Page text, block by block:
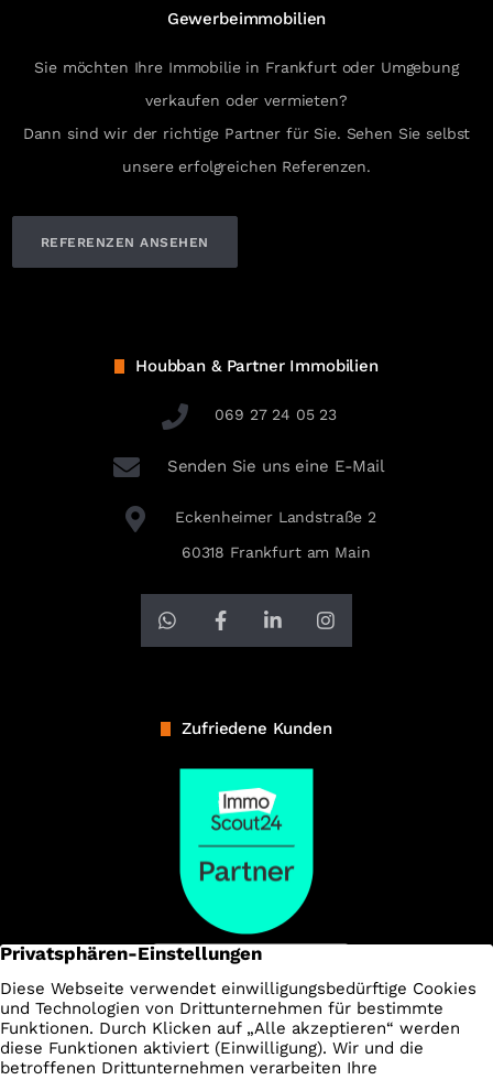
Gewerbeimmobilien
Sie möchten Ihre Immobilie in Frankfurt oder Umgebung
verkaufen oder vermieten?
Dann sind wir der richtige Partner für Sie. Sehen Sie selbst
unsere erfolgreichen Referenzen.
REFERENZEN ANSEHEN
Houbban & Partner Immobilien
069 27 24 05 23
Senden Sie uns eine E-Mail
Eckenheimer Landstraße 2
60318 Frankfurt am Main
Zufriedene Kunden